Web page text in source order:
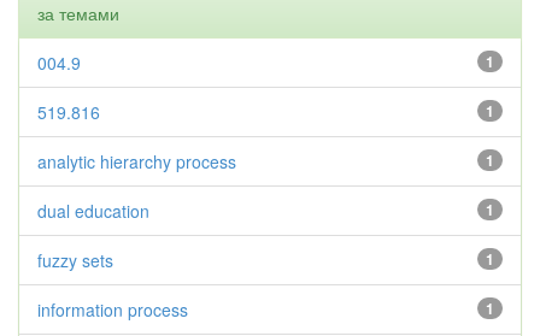
за темами
1
004.9
1
519.816
1
analytic hierarchy process
1
dual education
1
fuzzy sets
1
information process